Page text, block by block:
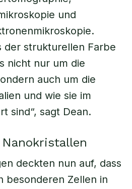
und
der strukturellen Farbe
nicht nur um die
auch um die
und wie sie im
sind“, sagt Dean.
deckten nun auf, dass
besonderen Zellen in